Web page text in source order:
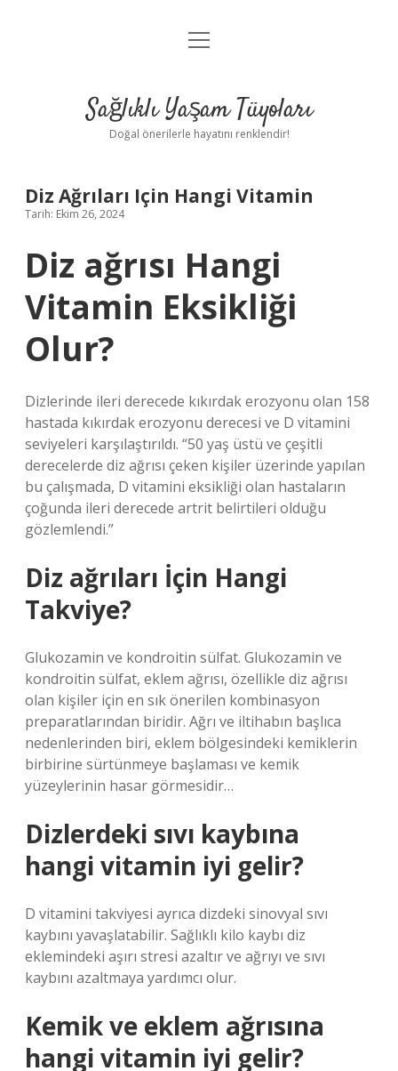
Anasayfa
Yasal Uyarı
menüyü
Sağlıklı Yaşam Tüyoları
Doğal önerilerle hayatını renklendir!
Diz Ağrıları Için Hangi Vitamin
Tarih: Ekim 26, 2024
Diz ağrısı Hangi
Vitamin Eksikliği
Olur?
Dizlerinde ileri derecede kıkırdak erozyonu olan 158
hastada kıkırdak erozyonu derecesi ve D vitamini
seviyeleri karşılaştırıldı. “50 yaş üstü ve çeşitli
derecelerde diz ağrısı çeken kişiler üzerinde yapılan
bu çalışmada, D vitamini eksikliği olan hastaların
çoğunda ileri derecede artrit belirtileri olduğu
gözlemlendi.”
Diz ağrıları İçin Hangi
Takviye?
Glukozamin ve kondroitin sülfat. Glukozamin ve
kondroitin sülfat, eklem ağrısı, özellikle diz ağrısı
olan kişiler için en sık önerilen kombinasyon
preparatlarından biridir. Ağrı ve iltihabın başlıca
nedenlerinden biri, eklem bölgesindeki kemiklerin
birbirine sürtünmeye başlaması ve kemik
yüzeylerinin hasar görmesidir…
Dizlerdeki sıvı kaybına
hangi vitamin iyi gelir?
D vitamini takviyesi ayrıca dizdeki sinovyal sıvı
kaybını yavaşlatabilir. Sağlıklı kilo kaybı diz
eklemindeki aşırı stresi azaltır ve ağrıyı ve sıvı
kaybını azaltmaya yardımcı olur.
Kemik ve eklem ağrısına
hangi vitamin iyi gelir?